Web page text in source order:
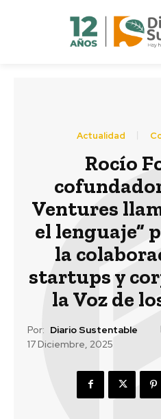
Actualidad
Rocío
Ventures
el lenguaje”
la
startups y
la Voz de
Por: Diario Sustentable
17 Diciembre, 2025